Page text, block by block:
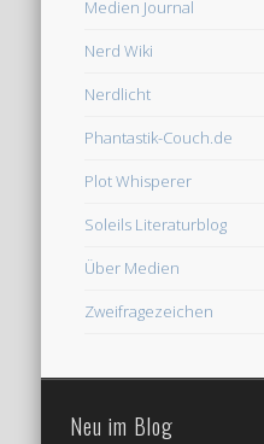
Medien Journal
Nerd Wiki
Nerdlicht
Phantastik-Couch.de
Plot Whisperer
Soleils Literaturblog
Über Medien
Zweifragezeichen
Neu im Blog